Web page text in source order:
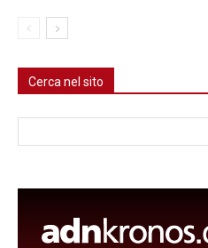
Cerca nel sito